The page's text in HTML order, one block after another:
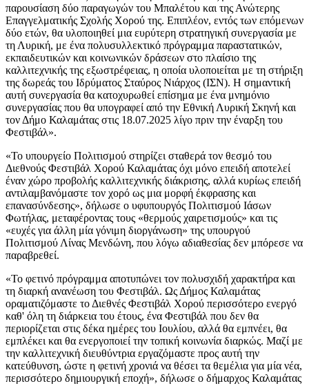
παρουσίαση δύο παραγωγών του Μπαλέτου και της Ανώτερης
Επαγγελματικής Σχολής Χορού της. Επιπλέον, εντός των επόμενων
δύο ετών, θα υλοποιηθεί μια ευρύτερη στρατηγική συνεργασία με
τη Λυρική, με ένα πολυσυλλεκτικό πρόγραμμα παραστατικών,
εκπαιδευτικών και κοινωνικών δράσεων στο πλαίσιο της
καλλιτεχνικής της εξωστρέφειας, η οποία υλοποιείται με τη στήριξη
της δωρεάς του Ιδρύματος Σταύρος Νιάρχος (ΙΣΝ). Η σημαντική
αυτή συνεργασία θα κατοχυρωθεί επίσημα με ένα μνημόνιο
συνεργασίας που θα υπογραφεί από την Εθνική Λυρική Σκηνή και
τον Δήμο Καλαμάτας στις 18.07.2025 λίγο πριν την έναρξη του
Φεστιβάλ».
«Το υπουργείο Πολιτισμού στηρίζει σταθερά τον θεσμό του
Διεθνούς Φεστιβάλ Χορού Καλαμάτας όχι μόνο επειδή αποτελεί
έναν χώρο προβολής καλλιτεχνικής διάκρισης, αλλά κυρίως επειδή
αντιλαμβανόμαστε τον χορό ως μια μορφή έκφρασης και
επανασύνδεσης», δήλωσε ο υφυπουργός Πολιτισμού Ιάσων
Φωτήλας, μεταφέροντας τους «θερμούς χαιρετισμούς» και τις
«ευχές για άλλη μία γόνιμη διοργάνωση» της υπουργού
Πολιτισμού Λίνας Μενδώνη, που λόγω αδιαθεσίας δεν μπόρεσε να
παραβρεθεί.
«Το φετινό πρόγραμμα αποτυπώνει τον πολυσχιδή χαρακτήρα και
τη διαρκή ανανέωση του Φεστιβάλ. Ως Δήμος Καλαμάτας
οραματιζόμαστε το Διεθνές Φεστιβάλ Χορού περισσότερο ενεργό
καθ' όλη τη διάρκεια του έτους, ένα Φεστιβάλ που δεν θα
περιορίζεται στις δέκα ημέρες του Ιουλίου, αλλά θα εμπνέει, θα
εμπλέκει και θα ενεργοποιεί την τοπική κοινωνία διαρκώς. Μαζί με
την καλλιτεχνική διευθύντρια εργαζόμαστε προς αυτή την
κατεύθυνση, ώστε η φετινή χρονιά να θέσει τα θεμέλια για μία νέα,
περισσότερο δημιουργική εποχή», δήλωσε ο δήμαρχος Καλαμάτας